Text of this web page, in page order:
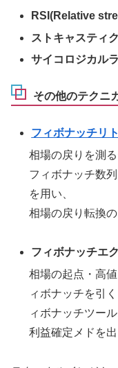
RSI(Relative
ストキャスティ
サイコロジカル
その他のテクニ
フィボナッチリ
相場の戻りを測る
フィボナッチ数
を用い、
相場の戻り転換
フィボナッチエ
相場の起点・高
ィボナッチを引
ィボナッチツール
利益確定メドを